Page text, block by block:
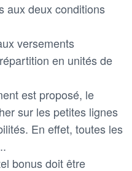
aux deux conditions
versements
en unités de
est proposé, le
sur les petites lignes
En effet, toutes les
bonus doit être